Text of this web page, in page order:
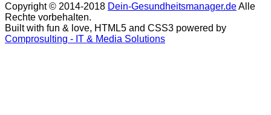
Copyright © 2014-2018 Dein-Gesundheitsmanager.deAlle
Rechte vorbehalten.
Built with fun & love, HTML5 and CSS3 powered by
Comprosulting - IT & Media Solutions